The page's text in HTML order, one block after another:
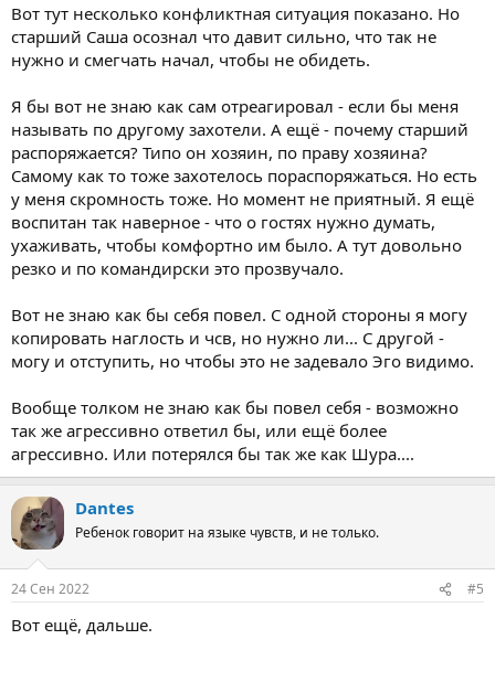
Вот тут несколько конфликтная ситуация показано. Но
старший Саша осознал что давит сильно, что так не
нужно и смегчать начал, чтобы не обидеть.
Я бы вот не знаю как сам отреагировал - если бы меня
называть по другому захотели. А ещё - почему старший
распоряжается? Типо он хозяин, по праву хозяина?
Самому как то тоже захотелось пораспоряжаться. Но есть
у меня скромность тоже. Но момент не приятный. Я ещё
воспитан так наверное - что о гостях нужно думать,
ухаживать, чтобы комфортно им было. А тут довольно
резко и по командирски это прозвучало.
Вот не знаю как бы себя повел. С одной стороны я могу
копировать наглость и чсв, но нужно ли... С другой -
могу и отступить, но чтобы это не задевало Эго видимо.
Вообще толком не знаю как бы повел себя - возможно
так же агрессивно ответил бы, или ещё более
агрессивно. Или потерялся бы так же как Шура....
Dantes
Ребенок говорит на языке чувств, и не только.
24 Сен 2022 #5
Вот ещё, дальше.